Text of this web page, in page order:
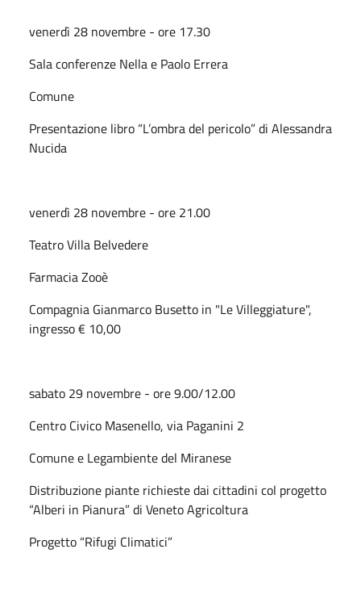
venerdì 28 novembre - ore 17.30
Sala conferenze Nella e Paolo Errera
Comune
Presentazione libro “L’ombra del pericolo” di Alessandra
Nucida
venerdì 28 novembre - ore 21.00
Teatro Villa Belvedere
Farmacia Zooè
Compagnia Gianmarco Busetto in "Le Villeggiature",
ingresso € 10,00
sabato 29 novembre - ore 9.00/12.00
Centro Civico Masenello, via Paganini 2
Comune e Legambiente del Miranese
Distribuzione piante richieste dai cittadini col progetto
“Alberi in Pianura” di Veneto Agricoltura
Progetto “Rifugi Climatici”